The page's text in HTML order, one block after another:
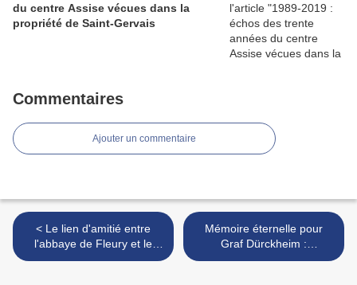
du centre Assise vécues dans la
propriété de Saint-Gervais
Commentaires
Ajouter un commentaire
< Le lien d'amitié entre
l'abbaye de Fleury et le
centre Assise : échos des
Mémoire éternelle pour
Graf Dürckheim :
Témoignage de Jacques